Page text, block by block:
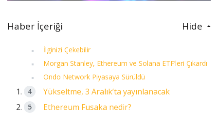
Haber İçeriği Hide
İlginizi Çekebilir
Morgan Stanley, Ethereum ve Solana ETF’leri Çıkardı
Ondo Network Piyasaya Sürüldü
Yükseltme, 3 Aralık’ta yayınlanacak
Ethereum Fusaka nedir?